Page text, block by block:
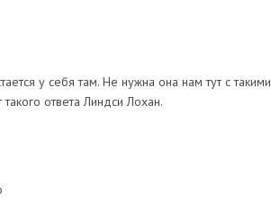
у себя там. Не нужна она нам тут с такими
ответа Линдси Лохан.